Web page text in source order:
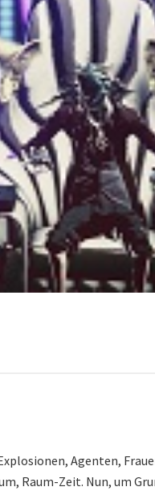
Agenten,
Raum-Zeit. Nun, um